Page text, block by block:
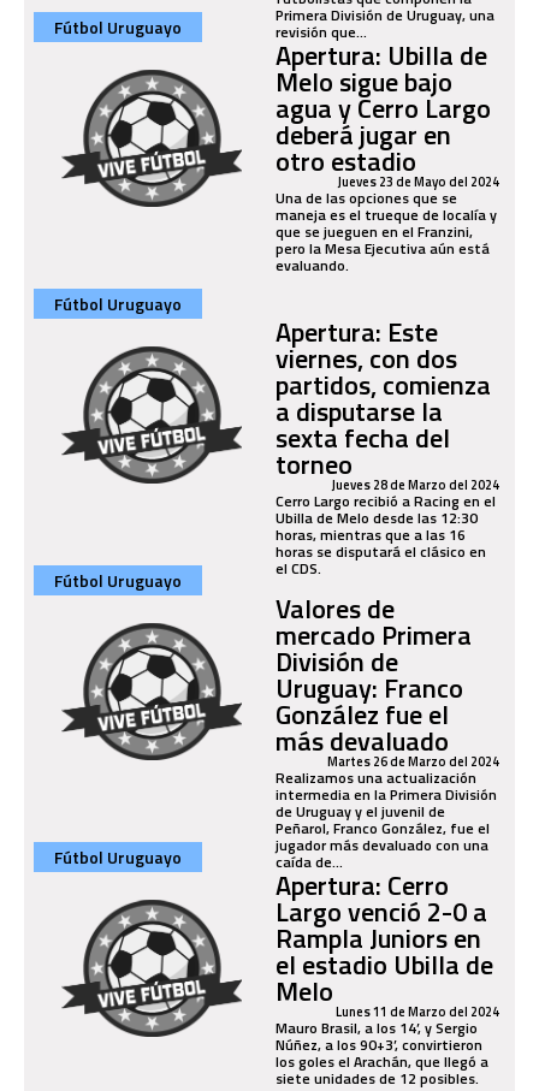
Primera División de Uruguay, una
revisión que...
Fútbol Uruguayo
Apertura: Ubilla de
Melo sigue bajo
agua y Cerro Largo
deberá jugar en
otro estadio
Jueves 23 de Mayo del 2024
Una de las opciones que se
maneja es el trueque de localía y
que se jueguen en el Franzini,
pero la Mesa Ejecutiva aún está
evaluando.
Fútbol Uruguayo
Apertura: Este
viernes, con dos
partidos, comienza
a disputarse la
sexta fecha del
torneoJueves 28 de Marzo del 2024
Cerro Largo recibió a Racing en el
Ubilla de Melo desde las 12:30
horas, mientras que a las 16
horas se disputará el clásico en
el CDS.
Fútbol Uruguayo
Valores de
mercado Primera
División de
Uruguay: Franco
González fue el
más devaluado
Martes 26 de Marzo del 2024
Realizamos una actualización
intermedia en la Primera División
de Uruguay y el juvenil de
Peñarol, Franco González, fue el
jugador más devaluado con una
caída de...
Fútbol Uruguayo
Apertura: Cerro
Largo venció 2-0 a
Rampla Juniors en
el estadio Ubilla de
MeloLunes 11 de Marzo del 2024
Mauro Brasil, a los 14’, y Sergio
Núñez, a los 90+3’, convirtieron
los goles el Arachán, que llegó a
siete unidades de 12 posibles.